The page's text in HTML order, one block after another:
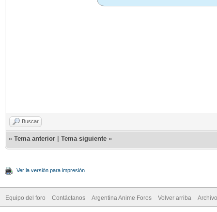
Buscar
« Tema anterior Tema siguiente »
Ver la versión para impresión
Equipo del foro Contáctanos Argentina Anime Foros Volver arriba